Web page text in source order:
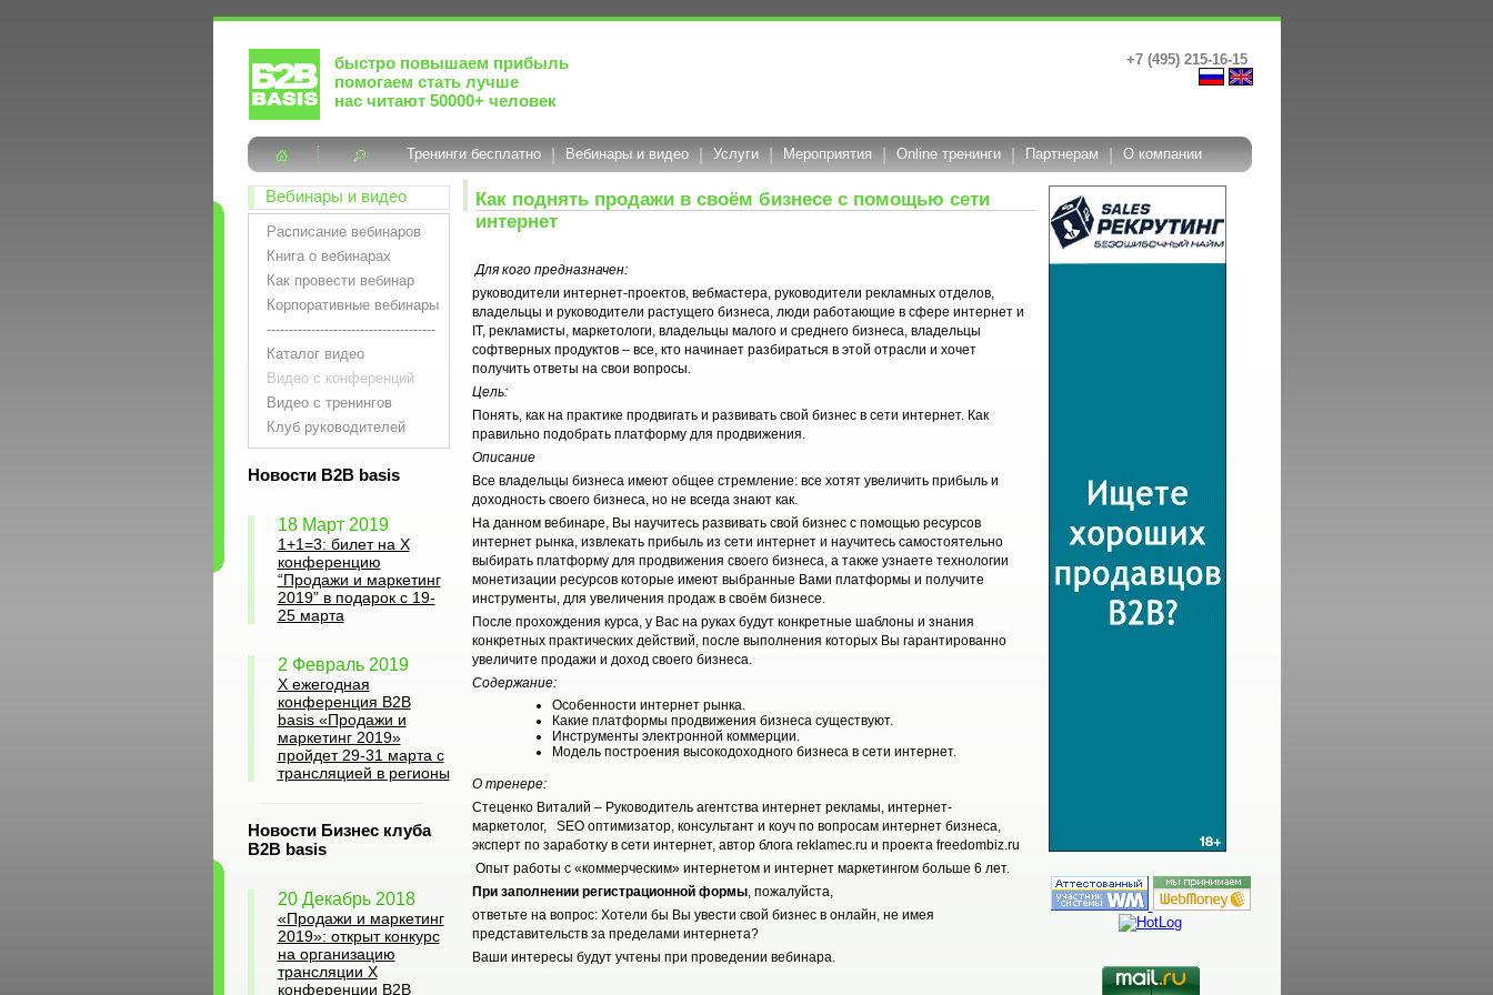
быстро повышаем прибыль
помогаем стать лучше
нас читают 50000+ человек
+7 (495) 215-16-15
Тренинги бесплатно Вебинары и видео Услуги Мероприятия Online тренинги Партнерам О компании
Вебинары и видео
Расписание вебинаров
Книга о вебинарах
Как провести вебинар
Корпоративные вебинары
--------------------------------------
Каталог видео
Видео с конференций
Видео с тренингов
Клуб руководителей
Новости B2B basis
18 Март 2019
1+1=3: билет на Х
конференцию
“Продажи и маркетинг
2019” в подарок с 19-
25 марта
2 Февраль 2019
X ежегодная
конференция B2B
basis «Продажи и
маркетинг 2019»
пройдет 29-31 марта с
трансляцией в регионы
Новости Бизнес клуба
B2B basis
20 Декабрь 2018
«Продажи и маркетинг
2019»: открыт конкурс
на организацию
трансляции X
конференции B2B
Как поднять продажи в своём бизнесе с помощью сети
интернет
Для кого предназначен:
руководители интернет-проектов, вебмастера, руководители рекламных отделов,
владельцы и руководители растущего бизнеса, люди работающие в сфере интернет и
IT, рекламисты, маркетологи, владельцы малого и среднего бизнеса, владельцы
софтверных продуктов – все, кто начинает разбираться в этой отрасли и хочет
получить ответы на свои вопросы.
Цель:
Понять, как на практике продвигать и развивать свой бизнес в сети интернет. Как
правильно подобрать платформу для продвижения.
Описание
Все владельцы бизнеса имеют общее стремление: все хотят увеличить прибыль и
доходность своего бизнеса, но не всегда знают как.
На данном вебинаре, Вы научитесь развивать свой бизнес с помощью ресурсов
интернет рынка, извлекать прибыль из сети интернет и научитесь самостоятельно
выбирать платформу для продвижения своего бизнеса, а также узнаете технологии
монетизации ресурсов которые имеют выбранные Вами платформы и получите
инструменты, для увеличения продаж в своём бизнесе.
После прохождения курса, у Вас на руках будут конкретные шаблоны и знания
конкретных практических действий, после выполнения которых Вы гарантированно
увеличите продажи и доход своего бизнеса.
Содержание:
Особенности интернет рынка.
Какие платформы продвижения бизнеса существуют.
Инструменты электронной коммерции.
Модель построения высокодоходного бизнеса в сети интернет.
О тренере:
Стеценко Виталий – Руководитель агентства интернет рекламы, интернет-
маркетолог, SEO оптимизатор, консультант и коуч по вопросам интернет бизнеса,
эксперт по заработку в сети интернет, автор блога reklamec.ru и проекта freedombiz.ru
Опыт работы с «коммерческим» интернетом и интернет маркетингом больше 6 лет.
При заполнении регистрационной формы, пожалуйста,
ответьте на вопрос: Хотели бы Вы увести свой бизнес в онлайн, не имея
представительств за пределами интернета?
Ваши интересы будут учтены при проведении вебинара.